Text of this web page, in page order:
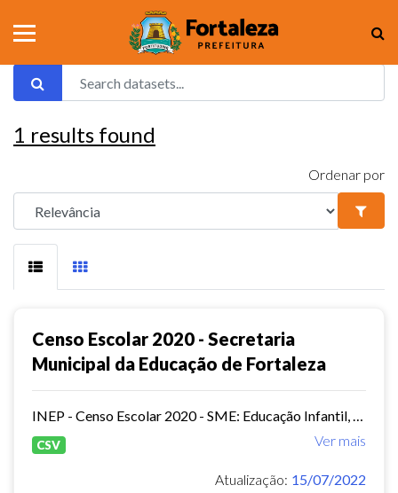
1 results found
Ordenar por
Censo Escolar 2020 - Secretaria
Municipal da Educação de Fortaleza
Ver mais
CSV
Atualização: 15/07/2022